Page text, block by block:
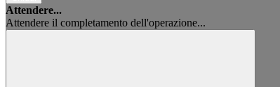
Attendere...
Attendere il completamento dell'operazione...